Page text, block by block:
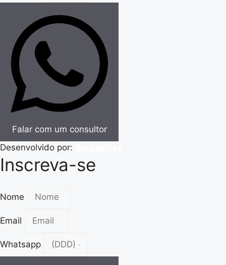
Falar com um consultor
Desenvolvido por:
Inscreva-se
Nome
Email
Whatsapp